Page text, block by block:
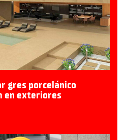
gres porcelánico
en exteriores